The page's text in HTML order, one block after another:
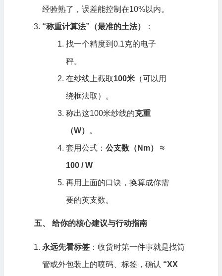
经验熟了，误差能控制在10%以内。
“称重计算法”（最准的土法） ：
找一个精度到0.1克的电子
秤。
在纱线上截取100米（可以用
绕框法取）。
称出这100米纱线的克重
（W） 。
套用公式： 公支数（Nm） ≈
100 / W
再用上面的口诀，换算成你需
要的英支数。
五、 给你的核心建议与行动指南
永远先看标签：收货时第一件事就是找筒
管或外包装上的喷码、标签，确认 “XX